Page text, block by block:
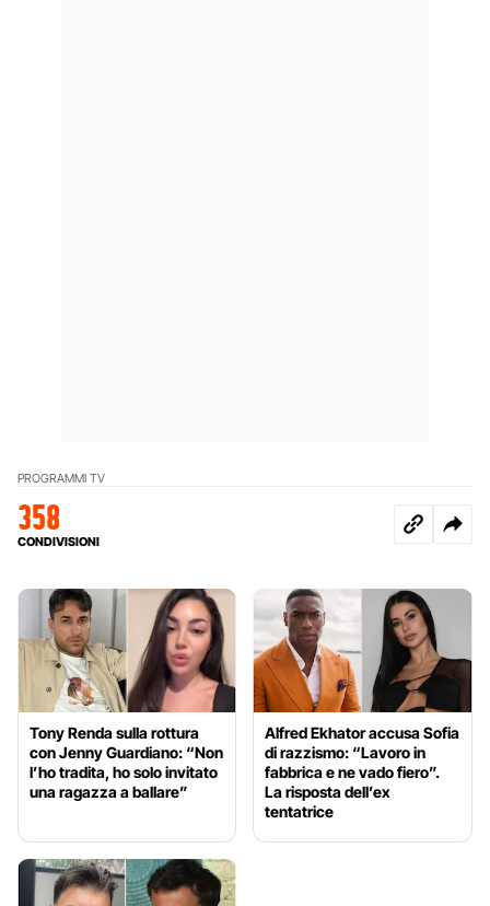
PROGRAMMI TV
358
CONDIVISIONI
Tony Renda sulla rottura
con Jenny Guardiano: “Non
l’ho tradita, ho solo invitato
una ragazza a ballare”
Alfred Ekhator accusa Sofia
di razzismo: “Lavoro in
fabbrica e ne vado fiero”.
La risposta dell’ex
tentatrice